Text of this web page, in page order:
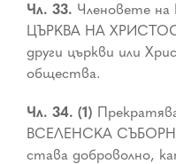
Чл. 33. Членовете
ЦЪРКВА НА ХРИСТОС
други църкви или
общества.
Чл. 34. (1)
ВСЕЛЕНСКА
става доброволно,